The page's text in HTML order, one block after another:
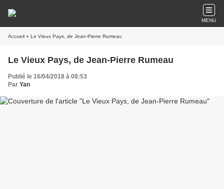
MENU
Accueil » Le Vieux Pays, de Jean-Pierre Rumeau
Le Vieux Pays, de Jean-Pierre Rumeau
Publié le 16/04/2018 à 08:53
Par Yan